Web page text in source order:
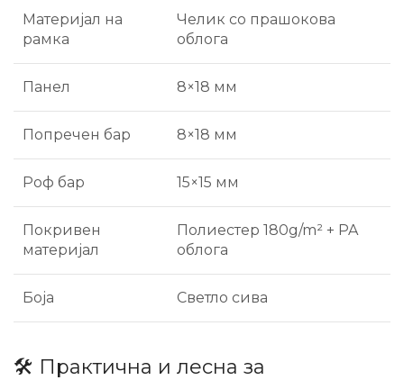
Материјал на
рамка
Челик со прашокова
облога
Панел 8×18 мм
Попречен бар 8×18 мм
Роф бар 15×15 мм
Покривен
материјал
Полиестер 180g/m² + PA
облога
Боја Светло сива
🛠️ Практична и лесна за